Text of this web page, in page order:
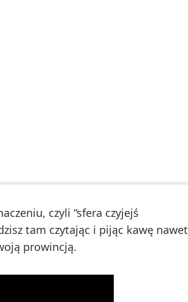
czyli “sfera czyjejś
tam czytając i pijąc kawę nawet
prowincją.